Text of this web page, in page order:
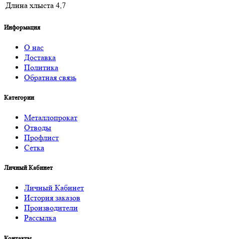
Длина хлыста 4,7
Информация
О нас
Доставка
Политика
Обратная связь
Категории
Металлопрокат
Отводы
Профлист
Сетка
Личный Кабинет
Личный Кабинет
История заказов
Производители
Рассылка